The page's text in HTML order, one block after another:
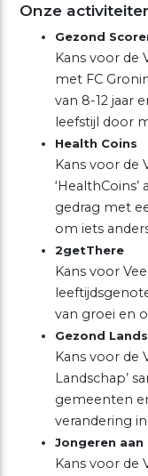
Onze
Gezond
Kans voor de
met FC
van 8-12 jaar
leefstijl door
Health Coins
Kans voor de
gedrag met
om iets
2getThere
Kans voor
van groei en
Gezond
Kans voor de
Landschap’
gemeenten
verandering
Jongeren aan
Kans voor de